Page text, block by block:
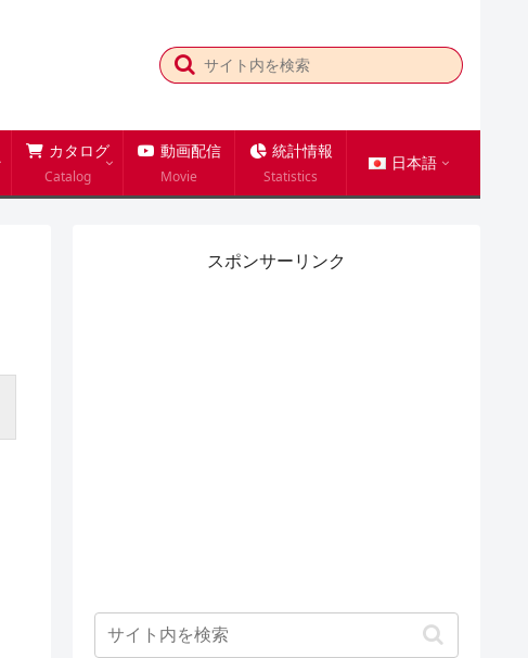
カタログ
Catalog
動画配信
Movie
統計情報
Statistics
日本語
スポンサーリンク